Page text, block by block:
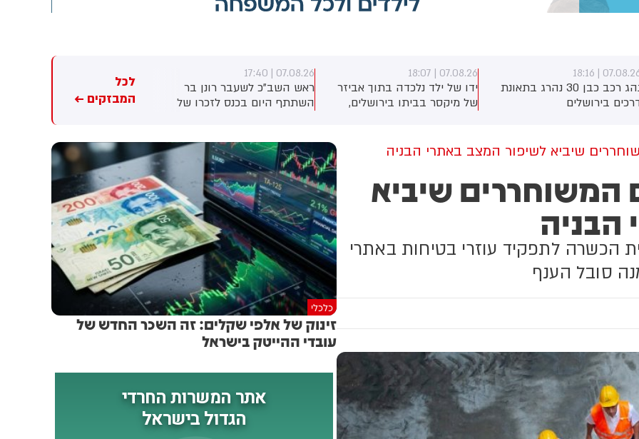
07.08.26 |
נהג רכב כבן 30 נהרג בתאונת
בירושלים
07.08.26 | 18:07
ידו של ילד נלכדה בתוך אביזר
של מיקסר בביתו בירושלים,
07.08.26 | 17:40
ראש השב"כ לשעבר רונן בר
השתתף היום בכנס לזכרו של
הבוקר בשכונת בקעה בירושלים
חברת הנפט הלאומית של אבו
דאבי טוענת: מאז תחילת
המלחמה - 15 מכלי השיט
בזמן מעבר בהורמוז, שלושה
מהם במהלך השבוע
לכל
המבזקים ←
שיביא לשיפור המצב באתרי הבניה
המשוחררים שיביא
הבניה
הכשרה לתפקיד עוזרי בטיחות באתרי
סובל הענף
כלכלי
זינוק של אלפי שקלים: זה השכר החדש של
עובדי ההייטק בישראל